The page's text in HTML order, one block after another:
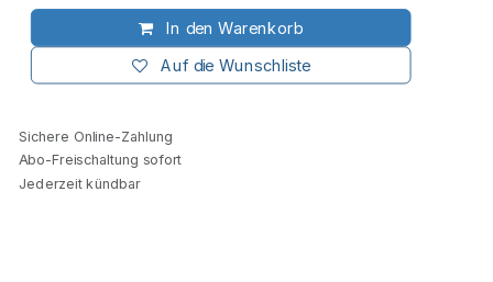
In den Warenkorb
Auf die Wunschliste
Sichere Online-Zahlung
Abo-Freischaltung sofort
Jederzeit kündbar